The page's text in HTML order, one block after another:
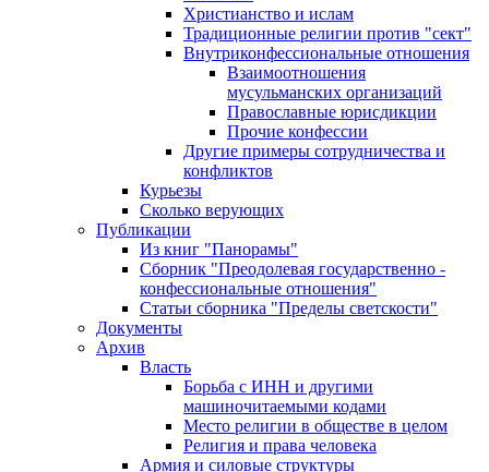
Христианство и ислам
Традиционные религии против "сект"
Внутриконфессиональные отношения
Взаимоотношения
мусульманских организаций
Православные юрисдикции
Прочие конфессии
Другие примеры сотрудничества и
конфликтов
Курьезы
Сколько верующих
Публикации
Из книг "Панорамы"
Сборник "Преодолевая государственно -
конфессиональные отношения"
Статьи сборника "Пределы светскости"
Документы
Архив
Власть
Борьба с ИНН и другими
машиночитаемыми кодами
Место религии в обществе в целом
Религия и права человека
Армия и силовые структуры